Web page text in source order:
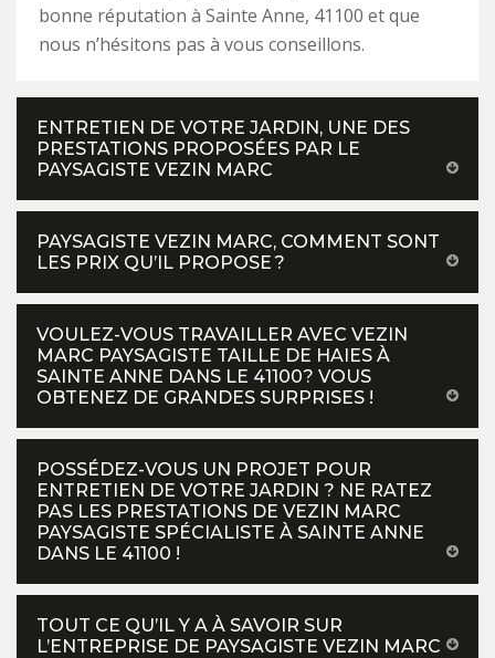
bonne réputation à Sainte Anne, 41100 et que
nous n’hésitons pas à vous conseillons.
ENTRETIEN DE VOTRE JARDIN, UNE DES
PRESTATIONS PROPOSÉES PAR LE
PAYSAGISTE VEZIN MARC
PAYSAGISTE VEZIN MARC, COMMENT SONT
LES PRIX QU’IL PROPOSE ?
VOULEZ-VOUS TRAVAILLER AVEC VEZIN
MARC PAYSAGISTE TAILLE DE HAIES À
SAINTE ANNE DANS LE 41100? VOUS
OBTENEZ DE GRANDES SURPRISES !
POSSÉDEZ-VOUS UN PROJET POUR
ENTRETIEN DE VOTRE JARDIN ? NE RATEZ
PAS LES PRESTATIONS DE VEZIN MARC
PAYSAGISTE SPÉCIALISTE À SAINTE ANNE
DANS LE 41100 !
TOUT CE QU’IL Y A À SAVOIR SUR
L’ENTREPRISE DE PAYSAGISTE VEZIN MARC